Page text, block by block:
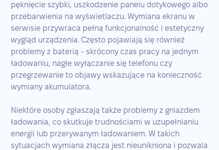
pęknięcie szybki, uszkodzenie panelu dotykowego albo
przebarwienia na wyświetlaczu. Wymiana ekranu w
serwisie przywraca pełną funkcjonalność i estetyczny
wygląd urządzenia. Często pojawiają się również
problemy z baterią - skrócony czas pracy na jednym
ładowaniu, nagłe wyłączanie się telefonu czy
przegrzewanie to objawy wskazujące na konieczność
wymiany akumulatora.
Niektóre osoby zgłaszają także problemy z gniazdem
ładowania, co skutkuje trudnościami w uzupełnianiu
energii lub przerywanym ładowaniem. W takich
sytuacjach wymiana złącza jest nieunikniona i pozwala